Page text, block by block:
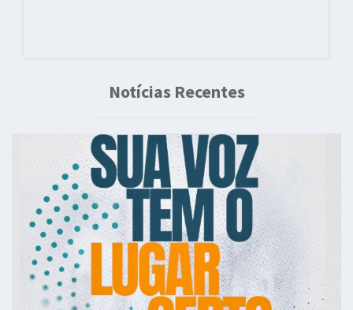
Notícias Recentes